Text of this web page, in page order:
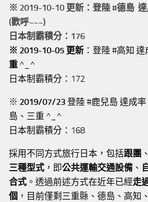
※ 2019-10-10 更新：登陸 #德島
(歡呼~~~)
日本制霸積分：176
※ 2019-10-05 更新 ：登陸 #高知
重 ^_^
日本制霸積分：172
※ 2019/07/23登陸 #鹿兒島 達成率
島、三重 ^_^
日本制霸積分：168
採用不同方式旅行日本，包括跟團 、
三種型式 ，即公共運輸交通設備 、
合式 。透過前述方式在近年已經走
個 ，目前僅剩三重縣、德島、高知